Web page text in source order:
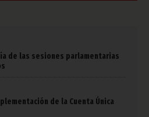
de las sesiones parlamentarias
de la Cuenta Única